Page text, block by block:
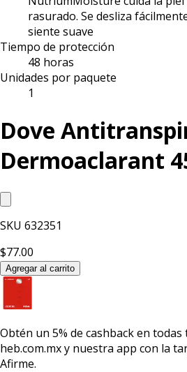
rasurado. Se desliza
siente suave
Tiempo de protección
48 horas
Unidades por paquete
1
Dove
Dermoaclarant
SKU 632351
$77.00
Agregar al carrito
Obtén un 5% de cashbacken todas
heb.com.mx y nuestra app con la
Afirme.